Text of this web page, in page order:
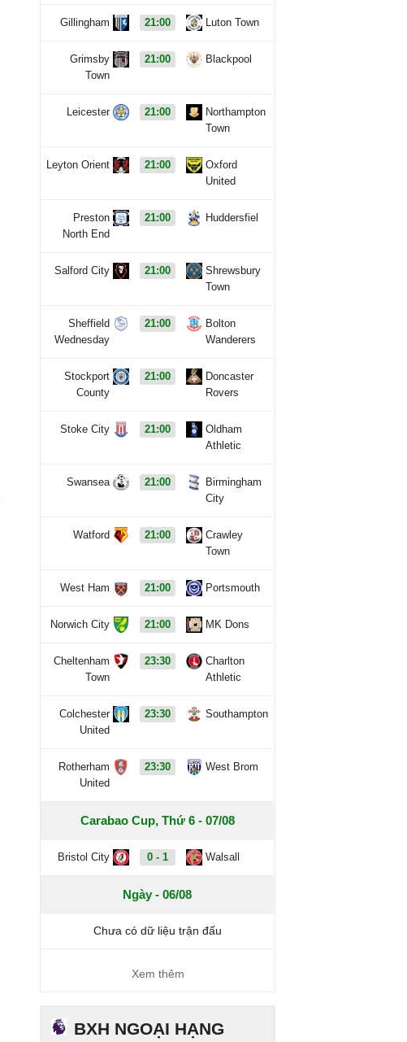
Gillingham 21:00 Luton Town
Grimsby
Town
21:00 Blackpool
Leicester 21:00
Northampton
Town
Leyton Orient 21:00
Oxford
United
Preston
North End
21:00 Huddersfiel
Salford City 21:00
Shrewsbury
Town
Sheffield
Wednesday
21:00
Bolton
Wanderers
Stockport
County
21:00
Doncaster
Rovers
Stoke City 21:00
Oldham
Athletic
Swansea 21:00
Birmingham
City
Watford 21:00
Crawley
Town
West Ham 21:00 Portsmouth
Norwich City 21:00 MK Dons
Cheltenham
Town
23:30
Charlton
Athletic
Colchester
United
23:30 Southampton
Rotherham
United
23:30 West Brom
Carabao Cup, Thứ 6 - 07/08
Bristol City 0 - 1 Walsall
Ngày - 06/08
Chưa có dữ liệu trận đấu
Xem thêm
BXH NGOẠI HẠNG